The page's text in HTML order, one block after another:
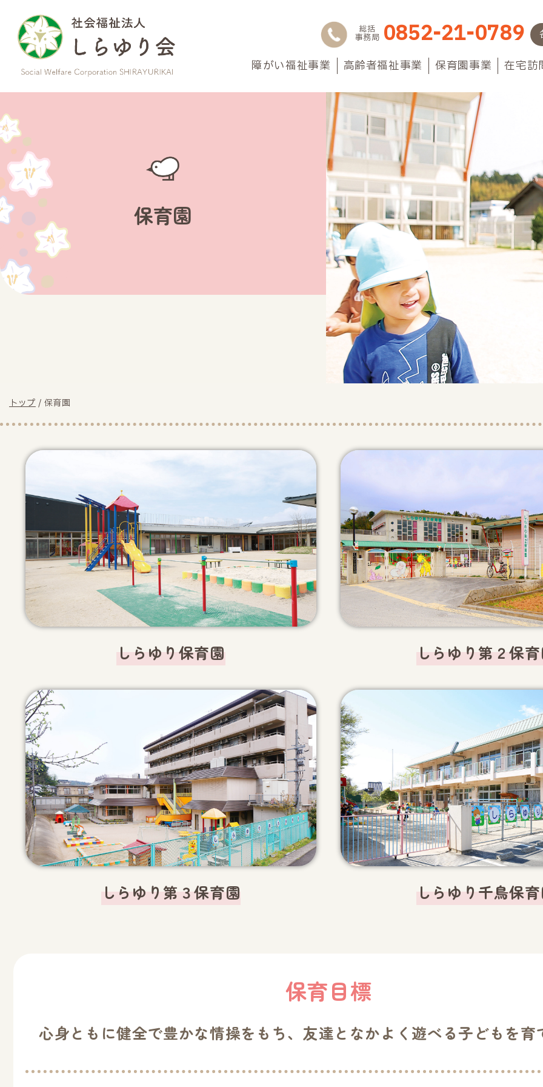
総括
事務局 0852-21-0789
障がい福祉事業 高齢者福祉事業 保育園事業 在宅訪
保育園
現
置：
トップ / 保育園
しらゆり保育園 しらゆり第２保
しらゆり第３保育園 しらゆり千鳥保
保育目標
心身ともに健全で豊かな情操をもち、友達となかよく遊べる子どもを育